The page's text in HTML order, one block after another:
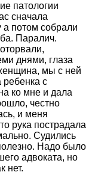
патологии
сначала
потом собрали
Паралич.
днями, глаза
мы с ней
ребенка с
ко мне и дала
честно
и меня
рука пострадала
Судились
Надо было
адвоката, но
нет.